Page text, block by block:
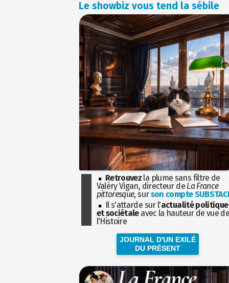
Le showbiz vous tend la sébile
Retrouvez la plume sans filtre de
Valéry Vigan, directeur de La France
pittoresque, surson compte
Il s'attarde sur l'actualité politique
et sociétaleavec la hauteur de vue
l'Histoire
JOURNAL D'UN EXILÉ
DU PRÉSENT